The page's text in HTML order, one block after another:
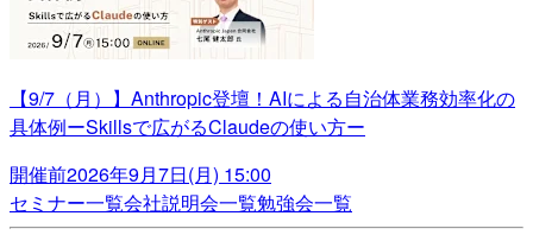
【9/7（月）】Anthropic登壇！AIによる自治体業務効率化の
具体例ーSkillsで広がるClaudeの使い方ー
開催前2026年9月7日(月) 15:00
セミナー一覧会社説明会一覧勉強会一覧